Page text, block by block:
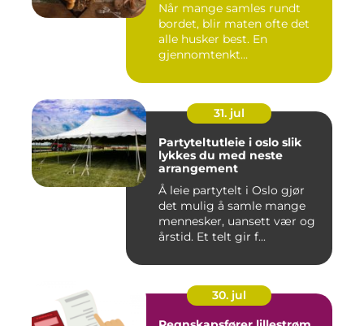
Når mange samles rundt
bordet, blir maten ofte det
alle husker best. En
gjennomtenkt
31. jul
Partyteltutleie i oslo slik
lykkes du med neste
arrangement
Å leie partytelt i Oslo gjør
det mulig å samle mange
mennesker, uansett vær og
årstid. Et telt gir f...
30. jul